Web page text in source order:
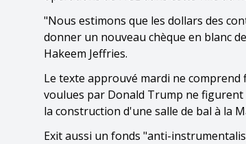
"Nous estimons que les dollars des
donner un nouveau chèque en blanc
Hakeem Jeffries.
Le texte approuvé mardi ne
voulues par Donald Trump ne
la construction d'une salle de bal à la
Exit aussi un fonds "anti-